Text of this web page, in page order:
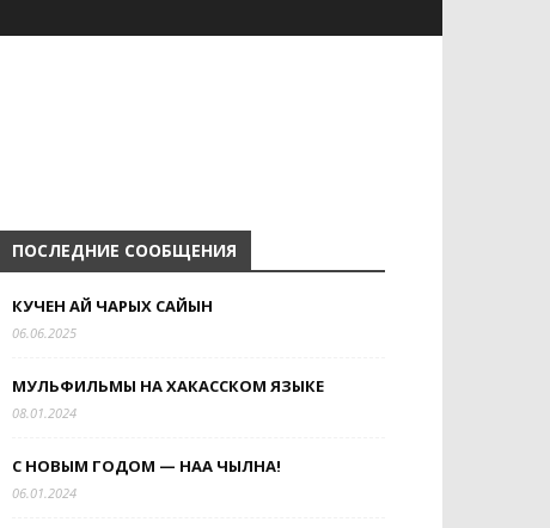
ПОСЛЕДНИЕ СООБЩЕНИЯ
КУЧЕН АЙ ЧАРЫХ САЙЫН
06.06.2025
МУЛЬФИЛЬМЫ НА ХАКАССКОМ ЯЗЫКЕ
08.01.2024
С НОВЫМ ГОДОМ — НАА ЧЫЛНАҢ!
06.01.2024